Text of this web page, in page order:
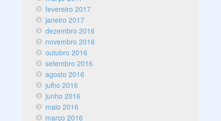
fevereiro 2017
janeiro 2017
dezembro 2016
novembro 2016
outubro 2016
setembro 2016
agosto 2016
julho 2016
junho 2016
maio 2016
março 2016